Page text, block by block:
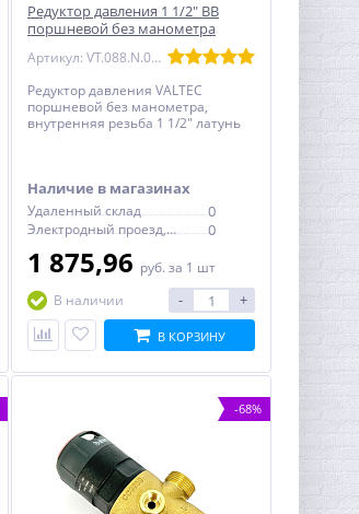
Редуктор давления 1 1/2" ВВ
поршневой без манометра
Артикул: VT.088.N.0455SM
Редуктор давления VALTEC
поршневой без манометра,
внутренняя резьба 1 1/2" латунь
Наличие в магазинах
Удаленный склад 0
Электродный проезд, 6с1 0
1 875,96 руб. за 1 шт
В наличии
- +
В КОРЗИНУ
-68%